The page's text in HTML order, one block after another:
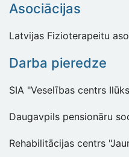
Asociācijas
Latvijas Fizioterapeitu
Darba pieredze
SIA "Veselības centrs
Daugavpils pensionāru
Rehabilitācijas centrs